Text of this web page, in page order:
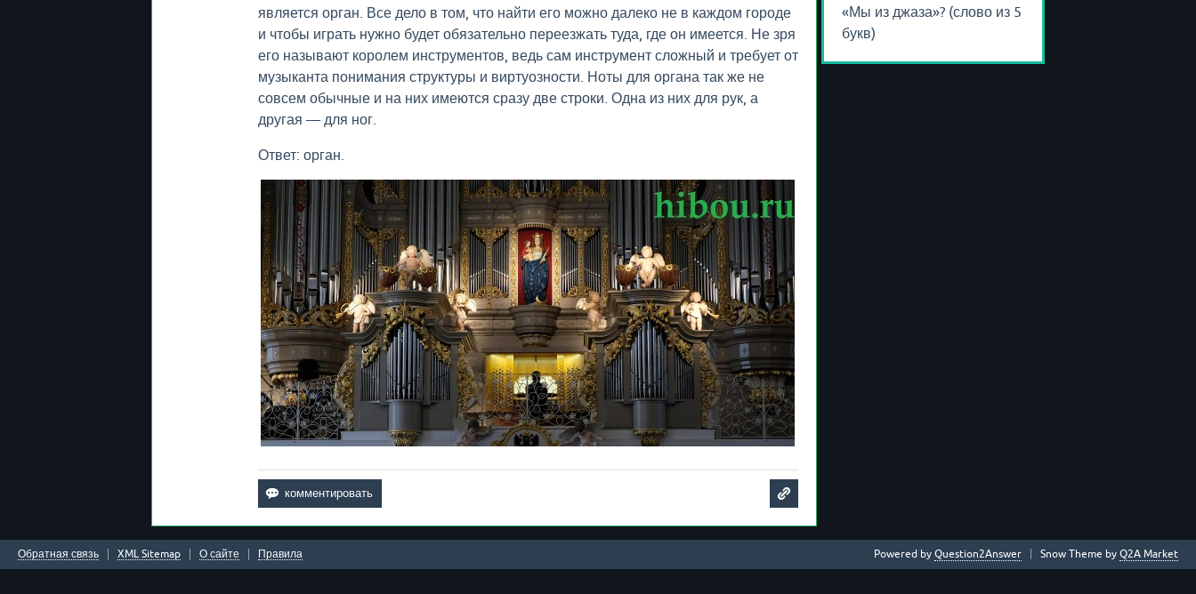
является орган. Все дело в том, что найти его можно далеко не в каждом городе
и чтобы играть нужно будет обязательно переезжать туда, где он имеется. Не зря
его называют королем инструментов, ведь сам инструмент сложный и требует от
музыканта понимания структуры и виртуозности. Ноты для органа так же не
совсем обычные и на них имеются сразу две строки. Одна из них для рук, а
другая — для ног.
Ответ: орган.
«Мы из джаза»? (слово из 5
букв)
Обратная связь XML Sitemap О сайте Правила Snow Theme by Q2A Market
Powered by Question2Answer